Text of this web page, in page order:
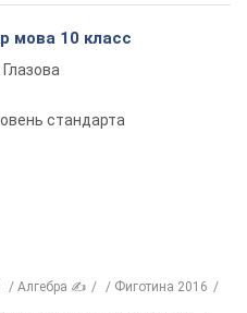
мова 10 класс
стандарта
Алгебра ✍
Фиготина 2016